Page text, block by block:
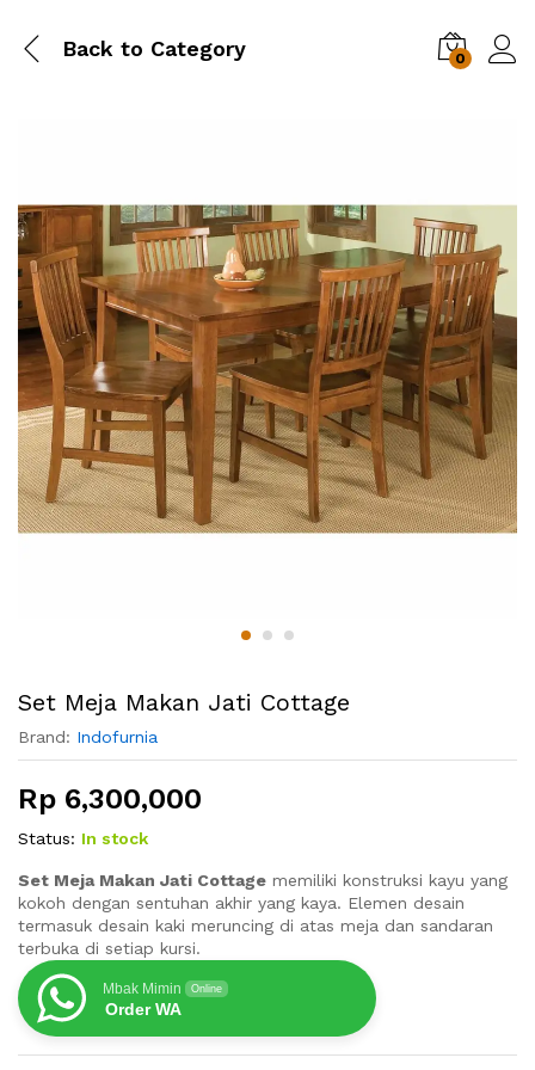
Back to Category 0
Set Meja Makan Jati Cottage
Brand: Indofurnia
Rp 6,300,000
Status: In stock
Set Meja Makan Jati Cottage memiliki konstruksi kayu yang
kokoh dengan sentuhan akhir yang kaya. Elemen desain
termasuk desain kaki meruncing di atas meja dan sandaran
terbuka di setiap kursi.
Mbak Mimin Online
Order WA